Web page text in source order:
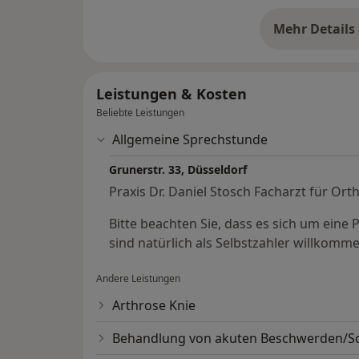
von Erkrankungen, Verletzungen und
und des Unterarms beschäftigt.
Leben sind und wie jede Einschränkung
beeinträchtigen kann. In meiner Praxis
auf aktuellem wissen-schaftlichem Stand
modernste Geräte und differenzierte
Ihnen einen optimalen
Mehr Details
Leistungen & Kosten
Beliebte Leistungen
Allgemeine Sprechstunde
Grunerstr. 33, Düsseldorf
Praxis Dr. Daniel Stosch Facharzt für
Bitte beachten Sie, dass es sich um eine
sind natürlich als Selbstzahler
Andere Leistungen
Arthrose Knie
Behandlung von akuten Beschwerden/